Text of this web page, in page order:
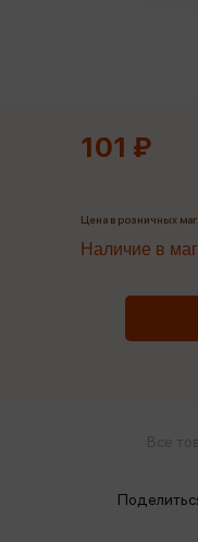
101 ₽
Цена в розничных
Наличие в